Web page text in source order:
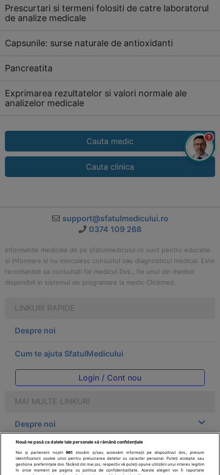
Prescurtari si termeni folositi de catre laboratorul
de analize medicale
Capsunile: surse naturale de antioxidanti
Pancreatita
Exprimarea rezultatelor si valori normale ale
analizelor medicale
Cauta medic
Cauta clinica
support@sfatulmedicului.ro
0374 109 268
Informatiile medicale de pe sfatulmedicului.ro sunt pentru educatie
si informare si nu inlocuiesc consultul sau diagnosticul medical. Este
recomandat sa consultati fie medicul Dvs., fie unul din medicii
disponibili in sistemul de programare la medic Clickmed.
LINKURI RAPIDE
Despre noi
Cum te ajuta SfatulMedicului
Login / Cont nou
MAI MULTE LINKURI
Despre noi
Legal
Drepturile consumatorului
?
Nouă ne pasă ca datele tale personale să rămână confidențiale
Noi și partenerii noștri961
stocăm și/sau accesăm informații pe dispozitivul dvs., precum
identificatorii cookie unici pentru prelucrarea datelor cu caracter personal. Puteți accepta sau
gestiona preferințele dvs. făcând clic mai jos, respectiv vă puteți opune utilizării unui interes legitim
în orice moment pe pagina cu politica de confidențialitate. Aceste alegeri vor fi raportate